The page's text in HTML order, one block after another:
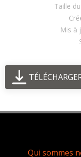
Taille
Mis à
Qui sommes